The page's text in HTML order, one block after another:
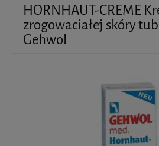
HORNHAUT-CREME
zrogowaciałej skóry
Gehwol